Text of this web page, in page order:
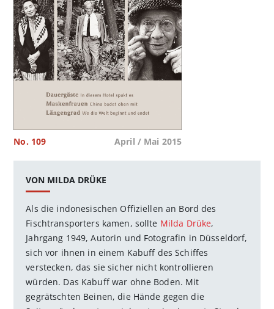
No. 109 April / Mai 2015
VON MILDA DRÜKE
Als die indonesischen Offiziellen an Bord des
Fischtransporters kamen, sollte Milda Drüke,
Jahrgang 1949, Autorin und Fotografin in Düsseldorf,
sich vor ihnen in einem Kabuff des Schiffes
verstecken, das sie sicher nicht kontrollieren
würden. Das Kabuff war ohne Boden. Mit
gegrätschten Beinen, die Hände gegen die